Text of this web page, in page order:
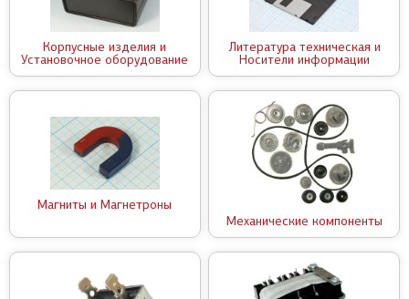
Корпусные изделия и
Установочное оборудование
Литература техническая и
Носители информации
Магниты и Магнетроны
Механические компоненты